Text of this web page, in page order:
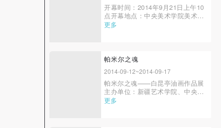
开幕时间：2014年9月21日上午10
点开幕地点：中央美术学院美术馆
1楼大厅展览时间：2014年9月21
单位：中央美术学院、中国壁画学
会承办单位：中国美术家协会壁画
艺术委员会、中央...
更多
帕米尔之魂
2014-09-12~2014-09-17
帕米尔之魂——白昆亭油画作品展
主办单位：新疆艺术学院、中央美
术学院承办单位：新疆艺术学院美
更多
登录